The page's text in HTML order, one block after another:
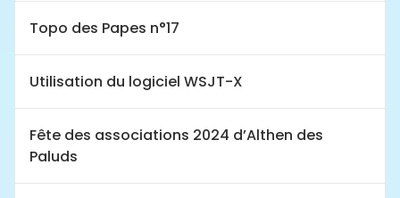
Topo des Papes n°17
Utilisation du logiciel WSJT-X
Fête des associations 2024 d’Althen des
Paluds